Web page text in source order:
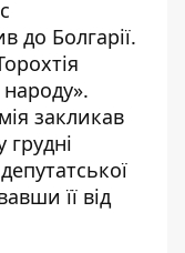
до Болгарії.
закликав
грудні
її від